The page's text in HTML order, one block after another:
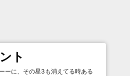
ト
ーに、その星3も消えてる時ある